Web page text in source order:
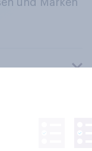
und Marken